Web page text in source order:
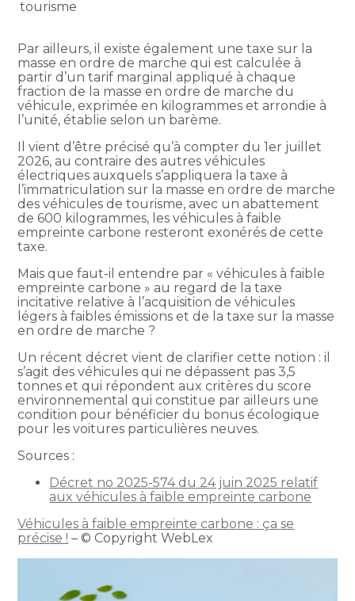
tourisme
Par ailleurs, il existe également une taxe sur la
masse en ordre de marche qui est calculée à
partir d’un tarif marginal appliqué à chaque
fraction de la masse en ordre de marche du
véhicule, exprimée en kilogrammes et arrondie à
l’unité, établie selon un barème.
Il vient d’être précisé qu’à compter du 1er juillet
2026, au contraire des autres véhicules
électriques auxquels s’appliquera la taxe à
l’immatriculation sur la masse en ordre de marche
des véhicules de tourisme, avec un abattement
de 600 kilogrammes, les véhicules à faible
empreinte carbone resteront exonérés de cette
taxe.
Mais que faut-il entendre par « véhicules à faible
empreinte carbone » au regard de la taxe
incitative relative à l’acquisition de véhicules
légers à faibles émissions et de la taxe sur la masse
en ordre de marche ?
Un récent décret vient de clarifier cette notion : il
s’agit des véhicules qui ne dépassent pas 3,5
tonnes et qui répondent aux critères du score
environnemental qui constitue par ailleurs une
condition pour bénéficier du bonus écologique
pour les voitures particulières neuves.
Sources :
Décret no 2025-574 du 24 juin 2025 relatif
aux véhicules à faible empreinte carbone
Véhicules à faible empreinte carbone : ça se
précise ! – © Copyright WebLex